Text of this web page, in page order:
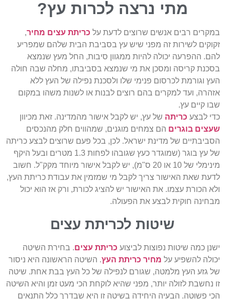
מתי נרצה לכרות עץ?
במקרים רבים אנשים שרוצים לדעת על כריתת עצים מחיר,
זקוקים לשירות זה מפני שיש עץ בסביבת הבית שלהם שמפריע
להם. ההפרעה יכולה להיות ממגוון סיבות, החל מעץ שנמצא
בסכנת קריסה ומסכן את מי שנמצא בסביבתו, מחלה שבה חולה
העץ וגורמת לכרסום פנימי שלו ולסכנת נפילה של העץ ללא
אזהרה, ועד למקרים בהם רוצים לבנות או לשנות משהו במקום
שבו קיים עץ.
כדי לבצע כריתה של עץ, יש לקבל אישור מהמדינה. זאת מכיוון
שעצים בוגרים הם צמחים מוגנים, שמהווים חלק מהנכסים
הסביבתיים של מדינת ישראל. לכן, בכל פעם שרוצים לבצע כריתה
של עץ בוגר (שמוגדר כעץ שגובהו לפחות 1.3 מטרים ובעל היקף
מינימלי של 10 או 20 ס"מ), יש לקבל אישור מיוחד מקק"ל. חשוב
לדעת שאת האישור צריך לקבל מי שמזמין את עבודת כריתת העץ,
ולא הכורת עצמו. את האישור יש להציג לכורת, ורק אז הוא יכול
מבחינה חוקית לבצע את הפעולה.
שיטות לכריתת עצים
ישנן כמה שיטות נפוצות לביצוע כריתת עצים. בחירת השיטה
יכולה להשפיע על מחיר כריתת העץ. השיטה הראשונה היא ניסור
של גזע העץ מלמטה, שגורם לנפילה של כל העץ בבת אחת. שיטה
זו נחשבת לזולה יותר, מפני שהיא לוקחת הכי מעט זמן והיא השיטה
הכי פשוטה. הבעיה היחידה בשיטה זו היא שבדרך כלל התנאים